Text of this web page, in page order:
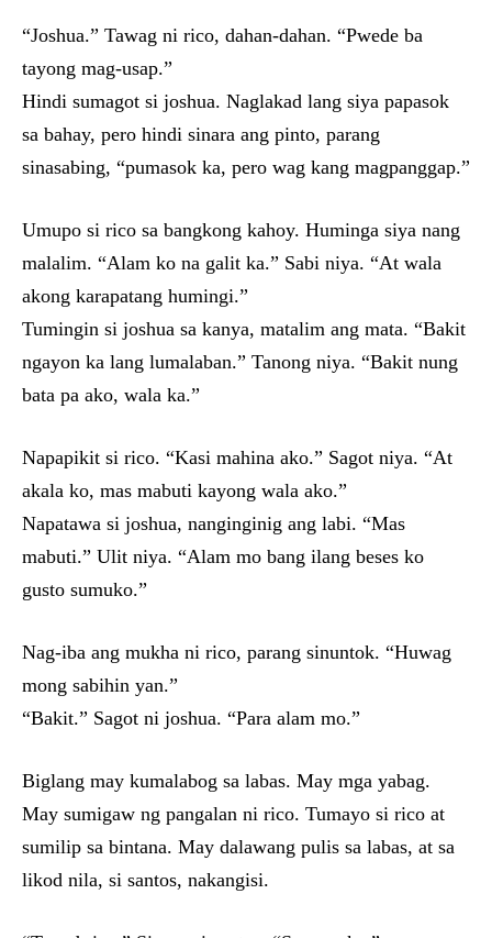
“Joshua.” Tawag ni rico, dahan-dahan. “Pwede ba
tayong mag-usap.”
Hindi sumagot si joshua. Naglakad lang siya papasok
sa bahay, pero hindi sinara ang pinto, parang
sinasabing, “pumasok ka, pero wag kang magpanggap.”
Umupo si rico sa bangkong kahoy. Huminga siya nang
malalim. “Alam ko na galit ka.” Sabi niya. “At wala
akong karapatang humingi.”
Tumingin si joshua sa kanya, matalim ang mata. “Bakit
ngayon ka lang lumalaban.” Tanong niya. “Bakit nung
bata pa ako, wala ka.”
Napapikit si rico. “Kasi mahina ako.” Sagot niya. “At
akala ko, mas mabuti kayong wala ako.”
Napatawa si joshua, nanginginig ang labi. “Mas
mabuti.” Ulit niya. “Alam mo bang ilang beses ko
gusto sumuko.”
Nag-iba ang mukha ni rico, parang sinuntok. “Huwag
mong sabihin yan.”
“Bakit.” Sagot ni joshua. “Para alam mo.”
Biglang may kumalabog sa labas. May mga yabag.
May sumigaw ng pangalan ni rico. Tumayo si rico at
sumilip sa bintana. May dalawang pulis sa labas, at sa
likod nila, si santos, nakangisi.